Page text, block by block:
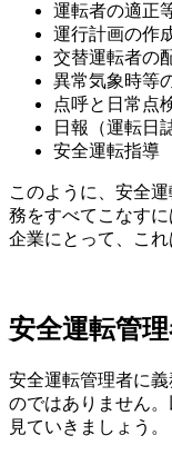
運転者の適正
運行計画の作
交替運転者の
異常気象時等
点呼と日常点
日報（運転日
安全運転指導
このように、安全
務をすべてこなす
企業にとって、これ
安全運転管
安全運転管理者に
のではありません
見ていきましょう。